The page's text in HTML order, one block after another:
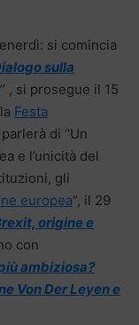
si comincia
sulla
” , si prosegue il 15
Festa
di “Un
e l’unicità del
gli
europea”, il 29
origine e
con
ambiziosa?
Von Der Leyen e